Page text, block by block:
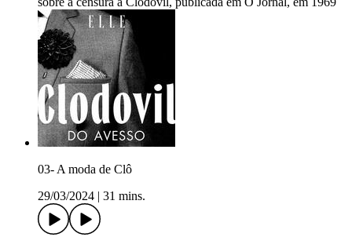
03- A moda de Clô
29/03/2024
31 mins.